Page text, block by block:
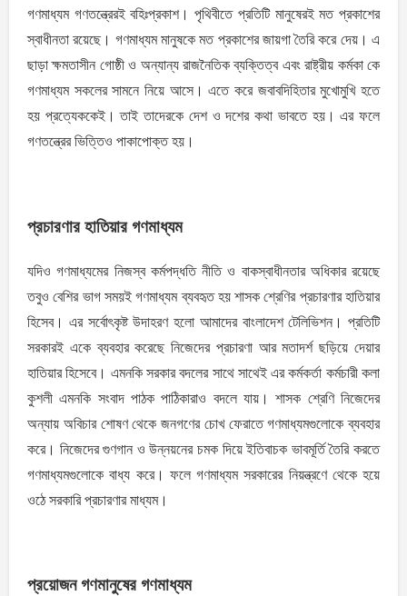
গণমাধ্যম গণতন্ত্রেরই বহিঃপ্রকাশ। পৃথিবীতে প্রতিটি মানুষেরই মত প্রকাশের
স্বাধীনতা রয়েছে। গণমাধ্যম মানুষকে মত প্রকাশের জায়গা তৈরি করে দেয়। এ
ছাড়া ক্ষমতাসীন গোষ্ঠী ও অন্যান্য রাজনৈতিক ব্যক্তিত্ব এবং রাষ্ট্রীয় কর্মকা কে
গণমাধ্যম সকলের সামনে নিয়ে আসে। এতে করে জবাবদিহিতার মুখোমুখি হতে
হয় প্রত্যেককেই। তাই তাদেরকে দেশ ও দশের কথা ভাবতে হয়। এর ফলে
গণতন্ত্রের ভিত্তিও পাকাপোক্ত হয়।
প্রচারণার হাতিয়ার গণমাধ্যম
যদিও গণমাধ্যমের নিজস্ব কর্মপদ্ধতি নীতি ও বাকস্বাধীনতার অধিকার রয়েছে
তবুও বেশির ভাগ সময়ই গণমাধ্যম ব্যবহৃত হয় শাসক শ্রেণির প্রচারণার হাতিয়ার
হিসেব। এর সর্বোৎকৃষ্ট উদাহরণ হলো আমাদের বাংলাদেশ টেলিভিশন। প্রতিটি
সরকারই একে ব্যবহার করেছে নিজেদের প্রচারণা আর মতাদর্শ ছড়িয়ে দেয়ার
হাতিয়ার হিসেবে। এমনকি সরকার বদলের সাথে সাথেই এর কর্মকর্তা কর্মচারী কলা
কুশলী এমনকি সংবাদ পাঠক পাঠিকারাও বদলে যায়। শাসক শ্রেণি নিজেদের
অন্যায় অবিচার শোষণ থেকে জনগণের চোখ ফেরাতে গণমাধ্যমগুলোকে ব্যবহার
করে। নিজেদের গুণগান ও উন্নয়নের চমক দিয়ে ইতিবাচক ভাবমূর্তি তৈরি করতে
গণমাধ্যমগুলোকে বাধ্য করে। ফলে গণমাধ্যম সরকারের নিয়ন্ত্রণে থেকে হয়ে
ওঠে সরকারি প্রচারণার মাধ্যম।
প্রয়োজন গণমানুষের গণমাধ্যম